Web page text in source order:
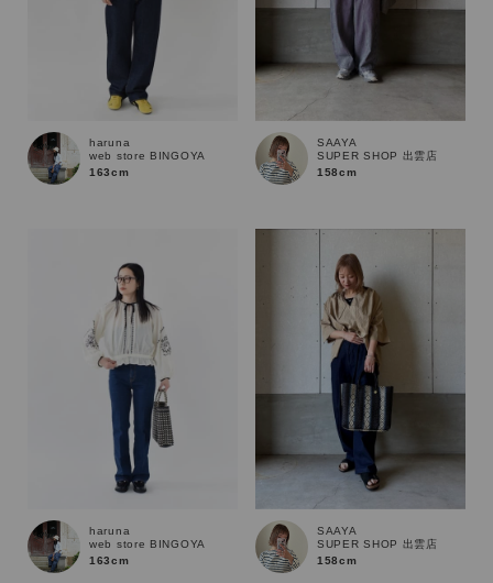
haruna
web store BINGOYA
163cm
SAAYA
SUPER SHOP 出雲店
158cm
haruna
web store BINGOYA
163cm
SAAYA
SUPER SHOP 出雲店
158cm